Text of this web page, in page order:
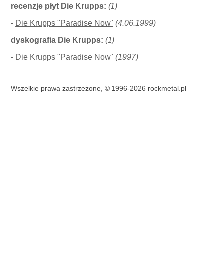
recenzje płyt Die Krupps: (1)
- Die Krupps "Paradise Now" (4.06.1999)
dyskografia Die Krupps: (1)
- Die Krupps "Paradise Now"(1997)
Wszelkie prawa zastrzeżone, © 1996-2026 rockmetal.pl